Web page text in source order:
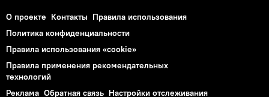
О проекте Контакты Правила использования
Политика конфиденциальности
Правила использования «cookie»
Правила применения рекомендательных
технологий
Реклама Обратная связь Настройки отслеживания